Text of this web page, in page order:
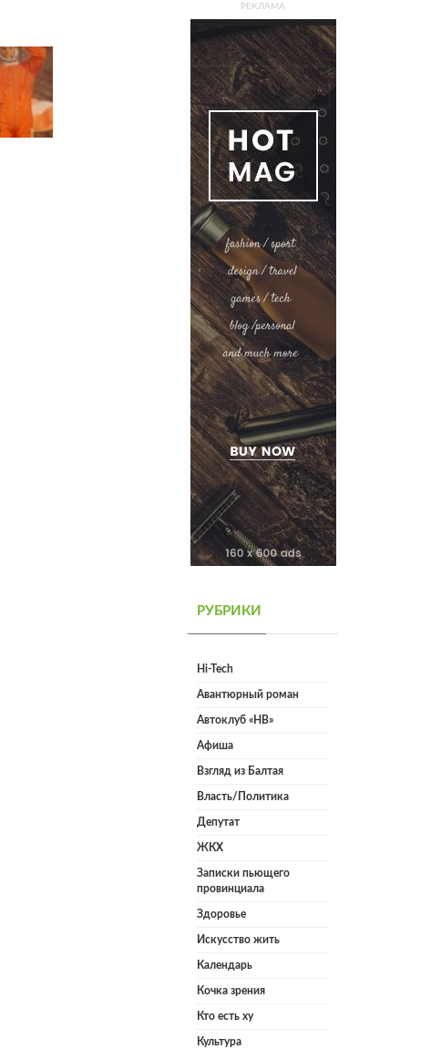
РЕКЛАМА
РУБРИКИ
Hi-Tech
Авантюрный роман
Автоклуб «НВ»
Афиша
Взгляд из Балтая
Власть/Политика
Депутат
ЖКХ
Записки пьющего
провинциала
Здоровье
Искусство жить
Календарь
Кочка зрения
Кто есть ху
Культура